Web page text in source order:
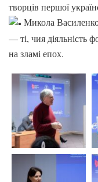
творців першої
Микола
— ті, чия діяльність
на зламі епох.